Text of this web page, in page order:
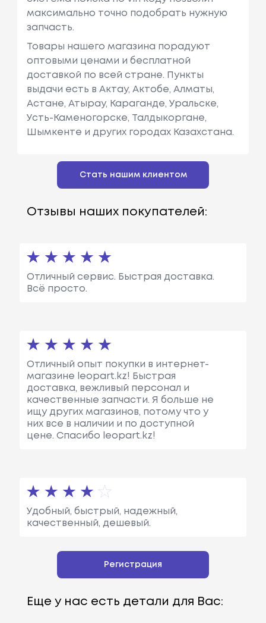
максимально точно подобрать нужную
запчасть.
Товары нашего магазина порадуют
оптовыми ценами и бесплатной
доставкой по всей стране. Пункты
выдачи есть в Актау, Актобе, Алматы,
Астане, Атырау, Караганде, Уральске,
Усть-Каменогорске, Талдыкоргане,
Шымкенте и других городах Казахстана.
Стать нашим клиентом
Отзывы наших покупателей:
Отличный сервис. Быстрая доставка.
Всё просто.
Отличный опыт покупки в интернет-
магазине leopart.kz! Быстрая
доставка, вежливый персонал и
качественные запчасти. Я больше не
ищу других магазинов, потому что у
них все в наличии и по доступной
цене. Спасибо leopart.kz!
Удобный, быстрый, надежный,
качественный, дешевый.
Регистрация
Еще у нас есть детали для Вас: